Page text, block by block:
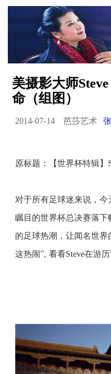
美摄影大师
命（组图）
2014-07-14 芭莎艺术
原标题：【世界杯特辑】
对于所有足球迷来说，
瞩目的世界杯总决赛落
的足球热潮，让闻名世界
这热闹”, 看看Steve在游